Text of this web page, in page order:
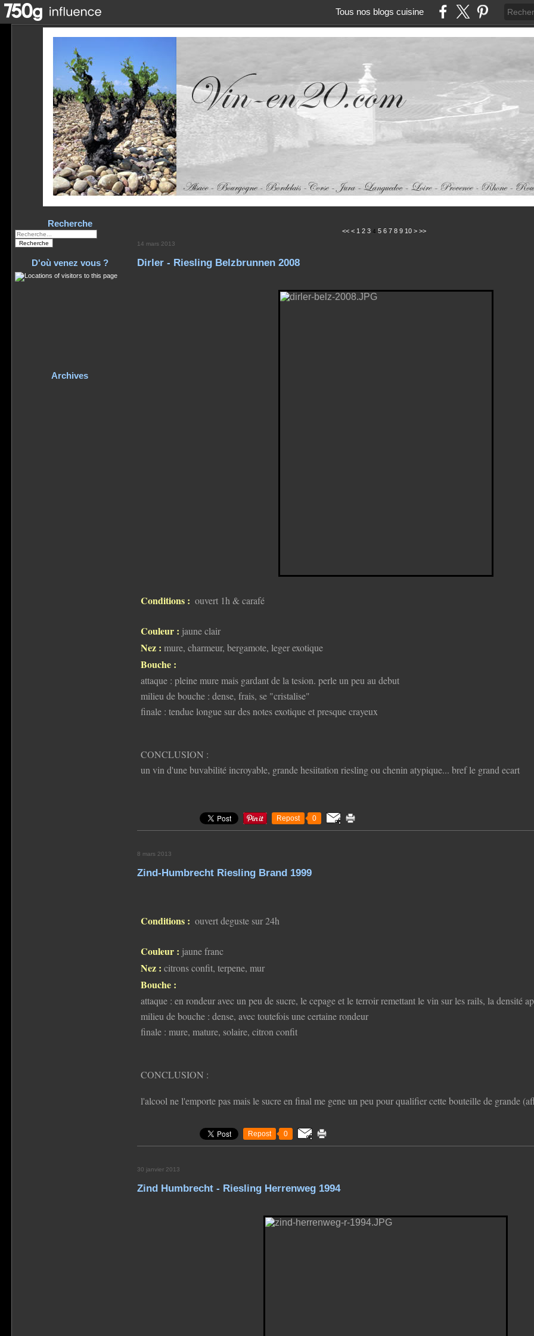
Tous nos blogs cuisine
Recherche
D'où venez vous ?
Archives
<< < 1 2 3 4 5 6 7 8 9 10 > >>
14 mars 2013
Dirler - Riesling Belzbrunnen 2008
Conditions : ouvert 1h & carafé
Couleur : jaune clair
Nez : mure, charmeur, bergamote, leger exotique
Bouche :
attaque : pleine mure mais gardant de la tesion. perle un peu au debut
milieu de bouche : dense, frais, se "cristalise"
finale : tendue longue sur des notes exotique et presque crayeux
CONCLUSION :
un vin d'une buvabilité incroyable, grande hesiitation riesling ou chenin atypique... bref le grand ecart
Repost 0
8 mars 2013
Zind-Humbrecht Riesling Brand 1999
Conditions : ouvert deguste sur 24h
Couleur : jaune franc
Nez : citrons confit, terpene, mur
Bouche :
attaque : en rondeur avec un peu de sucre, le cepage et le terroir remettant le vin sur les rails, la densité
milieu de bouche : dense, avec toutefois une certaine rondeur
finale : mure, mature, solaire, citron confit
CONCLUSION :
l'alcool ne l'emporte pas mais le sucre en final me gene un peu pour qualifier cette bouteille de grande
Repost 0
30 janvier 2013
Zind Humbrecht - Riesling Herrenweg 1994